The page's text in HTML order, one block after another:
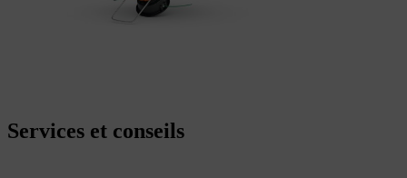
Services et conseils